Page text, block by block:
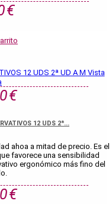
€
Vista
€
12 UDS 2ª...
ahoa a mitad de precio. Es el
favorece una sensibilidad
ergonómico más fino del
€